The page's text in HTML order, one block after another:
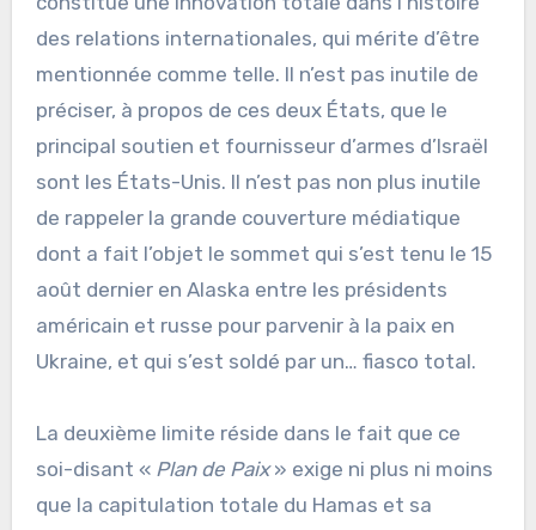
des relations internationales, qui mérite d’être
mentionnée comme telle. Il n’est pas inutile de
préciser, à propos de ces deux États, que le
principal soutien et fournisseur d’armes d’Israël
sont les États-Unis. Il n’est pas non plus inutile
de rappeler la grande couverture médiatique
dont a fait l’objet le sommet qui s’est tenu le 15
août dernier en Alaska entre les présidents
américain et russe pour parvenir à la paix en
Ukraine, et qui s’est soldé par un… fiasco total.
La deuxième limite réside dans le fait que ce
soi-disant « Plan de Paix» exige ni plus ni moins
que la capitulation totale du Hamas et sa